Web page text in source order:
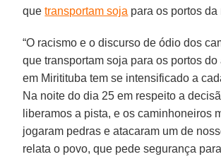
quetransportam soja para os portos da
“O racismo e o discurso de ódio dos
que transportam soja para os portos
em Miritituba tem se intensificado a
Na noite do dia 25 em respeito a
liberamos a pista, e os caminhoneiros
jogaram pedras e atacaram um de
relata o povo, que pede segurança